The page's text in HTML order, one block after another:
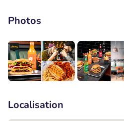
Photos
Localisation